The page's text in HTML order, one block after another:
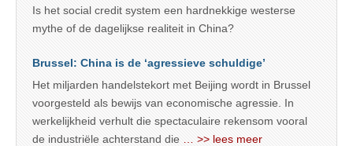
Is het social credit system een hardnekkige westerse
mythe of de dagelijkse realiteit in China?
Brussel: China is de ‘agressieve schuldige’
Het miljarden handelstekort met Beijing wordt in Brussel
voorgesteld als bewijs van economische agressie. In
werkelijkheid verhult die spectaculaire rekensom vooral
de industriële achterstand die
… >> lees meer